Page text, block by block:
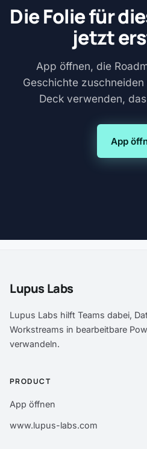
Die Folie für
jetzt
App öffnen, die
Geschichte
Deck verwenden,
App
Lupus Labs
Lupus Labs hilft Teams dabei,
Workstreams in bearbeitbare
verwandeln.
PRODUCT
App öffnen
www.lupus-labs.com